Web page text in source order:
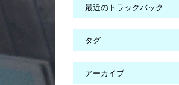
最近のトラックバック
タグ
アーカイブ